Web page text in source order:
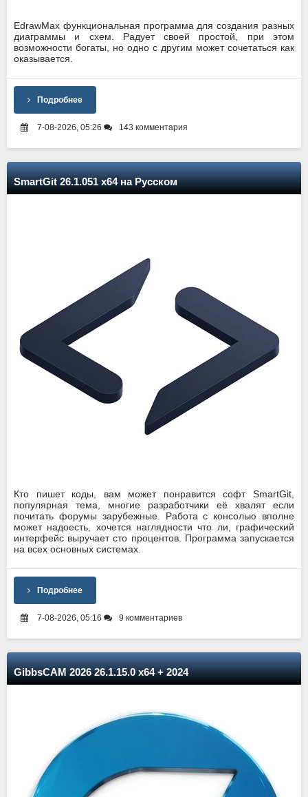
EdrawMax функциональная программа для создания разных
диаграммы и схем. Радует своей простой, при этом
возможности богаты, но одно с другим может сочетаться как
оказывается.
Подробнее
7-08-2026, 05:26 143 комментария
SmartGit 26.1.051 x64 на Русском
Кто пишет коды, вам может понравится софт SmartGit,
популярная тема, многие разработчики её хвалят если
почитать форумы зарубежные. Работа с консолью вполне
может надоесть, хочется наглядности что ли, графический
интерфейс выручает сто процентов. Программа запускается
на всех основных системах.
Подробнее
7-08-2026, 05:16 9 комментариев
GibbsCAM 2026 26.1.15.0 x64 + 2024